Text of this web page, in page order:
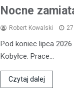
Nocne
Robert Kowalski
Pod koniec lipca
Kobyłce. Prace…
Czytaj dalej